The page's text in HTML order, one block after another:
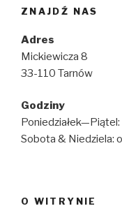
ZNAJDŹ NAS
Adres
Mickiewicza 8
33-110 Tarnów
Godziny
Sobota & Niedziela:
O WITRYNIE